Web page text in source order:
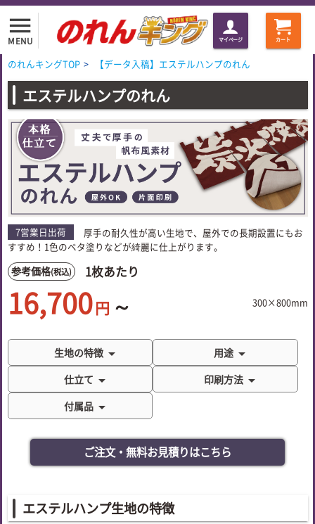
menu
MENU マイページ カート
のれんキングTOP > 【データ入稿】エステルハンプのれん
エステルハンプのれん
7営業日出荷
厚手の耐久性が高い生地で、屋外での長期設置にもお
すすめ！1色のベタ塗りなどが綺麗に仕上がります。
参考価格(税込) 1枚あたり
16,700円 ～ 300×800mm
生地の特徴arrow_drop_down 用途 arrow_drop_down
仕立て arrow_drop_down 印刷方法 arrow_drop_down
付属品arrow_drop_down
ご注文・無料お見積りはこちら
エステルハンプ生地の特徴